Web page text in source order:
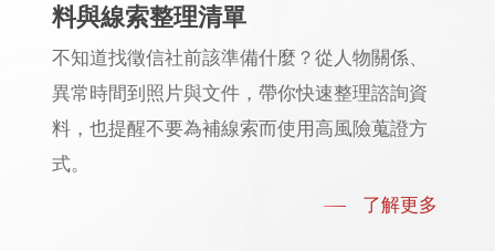
料與線索整理清單
不知道找徵信社前該準備什麼？從人物關係、
異常時間到照片與文件，帶你快速整理諮詢資
料，也提醒不要為補線索而使用高風險蒐證方
式。
了解更多